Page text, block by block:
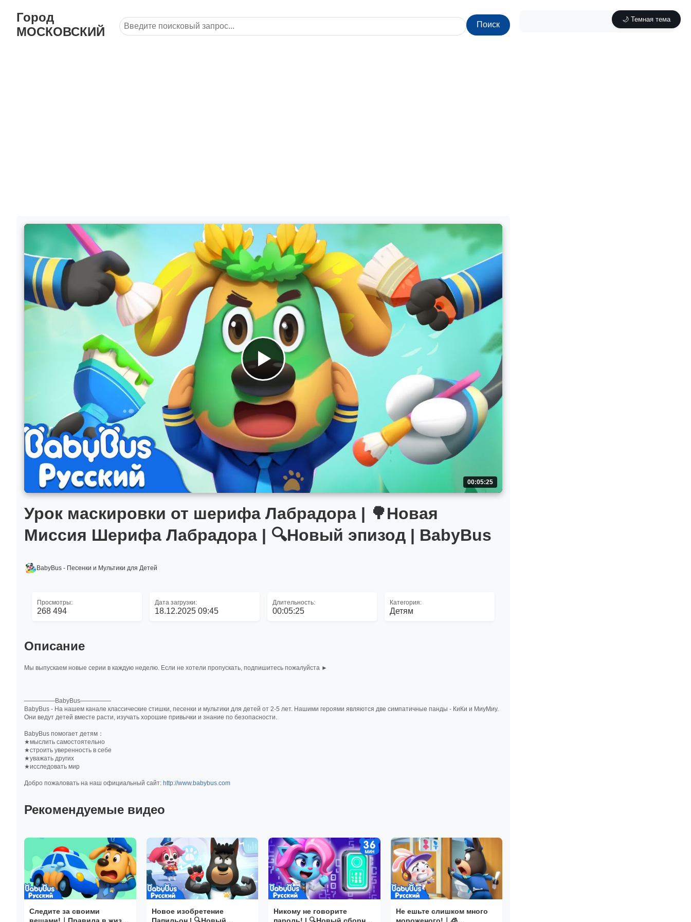
🌙 Темная тема
Город
МОСКОВСКИЙ
Поиск
00:05:25
Урок маскировки от шерифа Лабрадора | 🌳Новая
Миссия Шерифа Лабрадора | 🔍Новый эпизод | BabyBus
BabyBus - Песенки и Мультики для Детей
Просмотры:
268 494
Дата загрузки:
18.12.2025 09:45
Длительность:
00:05:25
Категория:
Детям
Описание
Мы выпускаем новые серии в каждую неделю. Если не хотели пропускать, подпишитесь пожалуйста ►
—————BabyBus—————
BabyBus - На нашем канале классические стишки, песенки и мультики для детей от 2-5 лет. Нашими героями являются две симпатичные панды - КиКи и МиуМиу.
Они ведут детей вместе расти, изучать хорошие привычки и знание по безопасности.
BabyBus помогает детям：
★мыслить самостоятельно
★строить уверенность в себе
★уважать других
★исследовать мир
Добро пожаловать на наш официальный сайт: http://www.babybus.com
Рекомендуемые видео
Следите за своими
Новое изобретение
Никому не говорите
Не ешьте слишком много